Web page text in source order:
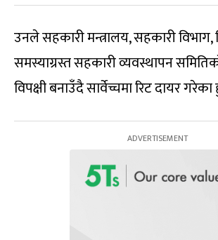
उनले सहकारी मन्त्रालय, सहकारी विभाग,
समस्याग्रस्त सहकारी व्यवस्थापन
विपक्षी बनाउँदै सार्वेच्चमा रिट दायर गरेका